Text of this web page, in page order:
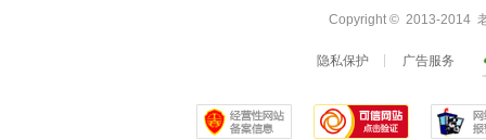
Copyright © 2013-2014
隐私保护 广告服务